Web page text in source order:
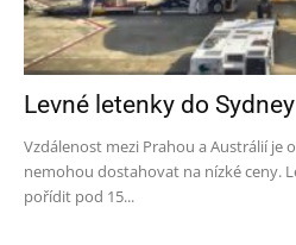
Levné letenky do Sydney
Vzdálenost mezi Prahou a Austrálií je
nemohou dostahovat na nízké ceny.
pořídit pod 15...